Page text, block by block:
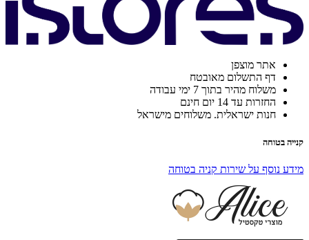
אתר מוצפן
דף התשלום מאובטח
משלוח מהיר בתוך 7 ימי עבודה
החזרות עד 14 יום חינם
חנות ישראלית. משלוחים מישראל
קנייה בטוחה
מידע נוסף על שירות קניה בטוחה